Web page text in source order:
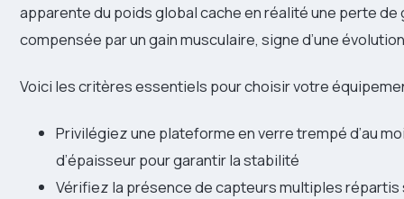
apparente du poids global cache en réalité une perte de
compensée par un gain musculaire, signe d’une
Voici les critères essentiels pour choisir votre
Privilégiez une plateforme en verre trempé d’au
d’épaisseur pour garantir la stabilité
Vérifiez la présence de capteurs multiples répartis